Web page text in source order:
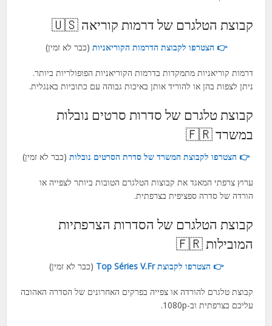
קבוצת הטלגרם של דרמות קוריאה 🇺🇸
👉 הצטרפו לקבוצת הדרמות הקוריאניות (כבר לא זמין)
דרמות קוריאניות מתמקדות בדרמות הקוריאניות הפופולריות ביותר.
ניתן לצפות בהן או להוריד אותן באיכות גבוהה עם כתוביות באנגלית.
קבוצת טלגרם של סדרות סרטים נובלות
במשרד 🇫🇷
👉 הצטרפו לקבוצת המשרד של סדרת הסרטים נובלות (כבר לא זמין)
ערוץ צרפתי המאגד את קבוצות הטלגרם הטובות ביותר לצפייה או
הורדה של סדרה ספציפית בצרפתית.
קבוצת הטלגרם של הסדרות הצרפתיות
המובילות 🇫🇷
👉 הצטרפו לקבוצת Top Séries V.Fr (כבר לא זמין)
קבוצת טלגרם להורדה או צפייה בפרקים האחרונים של הסדרה האהובה
עליכם בצרפתית וב-1080p.